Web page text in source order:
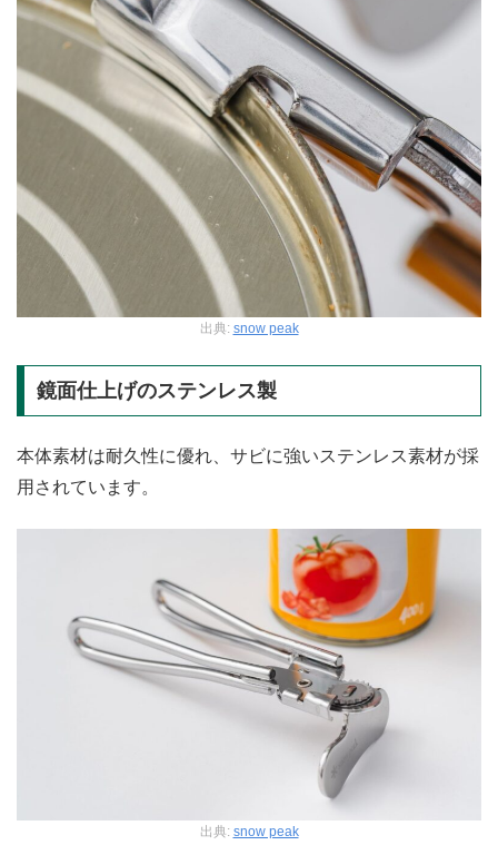
出典: snow peak
鏡面仕上げのステンレス製
本体素材は耐久性に優れ、サビに強いステンレス素材が採
用されています。
出典: snow peak